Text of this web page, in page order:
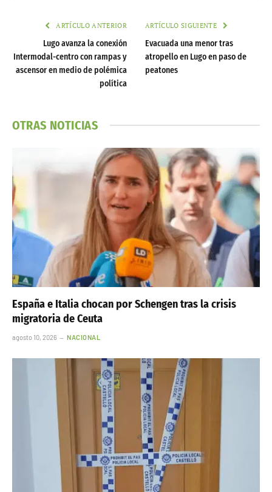
ARTÍCULO ANTERIOR
Lugo avanza la conexión
Intermodal-centro con rampas y
ascensor en medio de polémica
política
ARTÍCULO SIGUIENTE
Evacuada una menor tras
atropello en Lugo en paso de
peatones
OTRAS NOTICIAS
España e Italia chocan por Schengen tras la crisis
migratoria de Ceuta
agosto 10, 2026 NACIONAL